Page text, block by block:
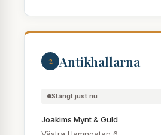
2 Antikhallarna
Stängt just nu
Joakims Mynt & Guld